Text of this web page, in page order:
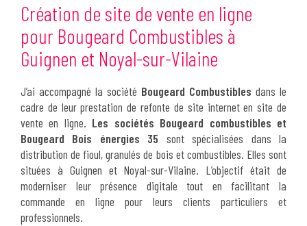
Création de site de vente en ligne
pour Bougeard Combustibles à
Guignen et Noyal-sur-Vilaine
J’ai accompagné la société Bougeard Combustibles dans le
cadre de leur prestation de refonte de site internet en site de
vente en ligne. Les sociétés Bougeard combustibles et
Bougeard Bois énergies 35 sont spécialisées dans la
distribution de fioul, granulés de bois et combustibles. Elles sont
situées à Guignen et Noyal-sur-Vilaine. L’objectif était de
moderniser leur présence digitale tout en facilitant la
commande en ligne pour leurs clients particuliers et
professionnels.